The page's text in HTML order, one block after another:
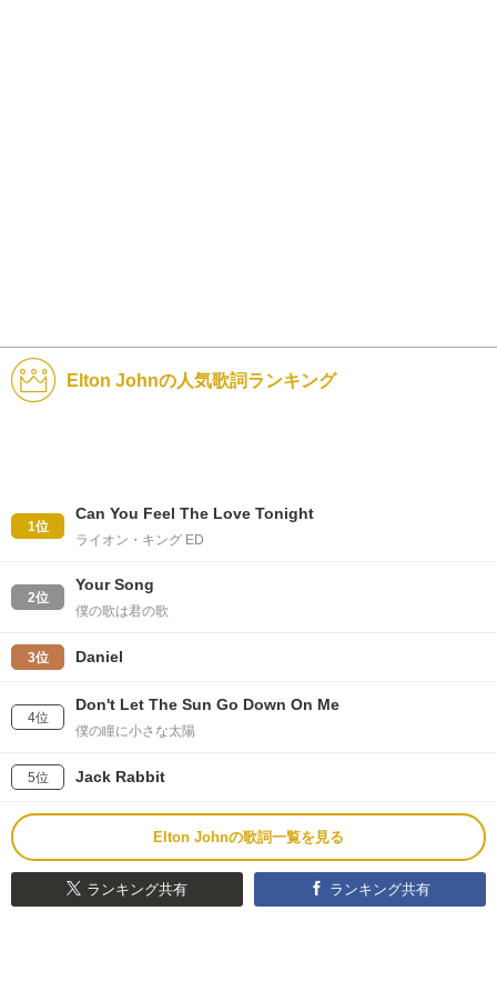
Elton Johnの人気歌詞ランキング
1位
Can You Feel The Love Tonight
ライオン・キング ED
2位
Your Song
僕の歌は君の歌
3位 Daniel
4位
Don't Let The Sun Go Down On Me
僕の瞳に小さな太陽
5位 Jack Rabbit
Elton Johnの歌詞一覧を見る
ランキング共有 ランキング共有